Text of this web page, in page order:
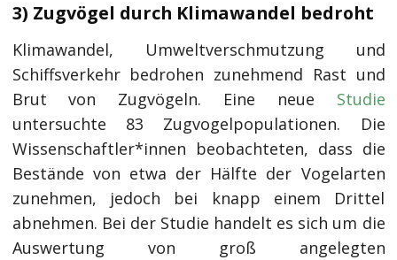
3) Zugvögel durch Klimawandel bedroht
Klimawandel, Umweltverschmutzung und
Schiffsverkehr bedrohen zunehmend Rast und
Brut von Zugvögeln. Eine neue Studie
untersuchte 83 Zugvogelpopulationen. Die
Wissenschaftler*innen beobachteten, dass die
Bestände von etwa der Hälfte der Vogelarten
zunehmen, jedoch bei knapp einem Drittel
abnehmen. Bei der Studie handelt es sich um die
Auswertung von groß angelegten